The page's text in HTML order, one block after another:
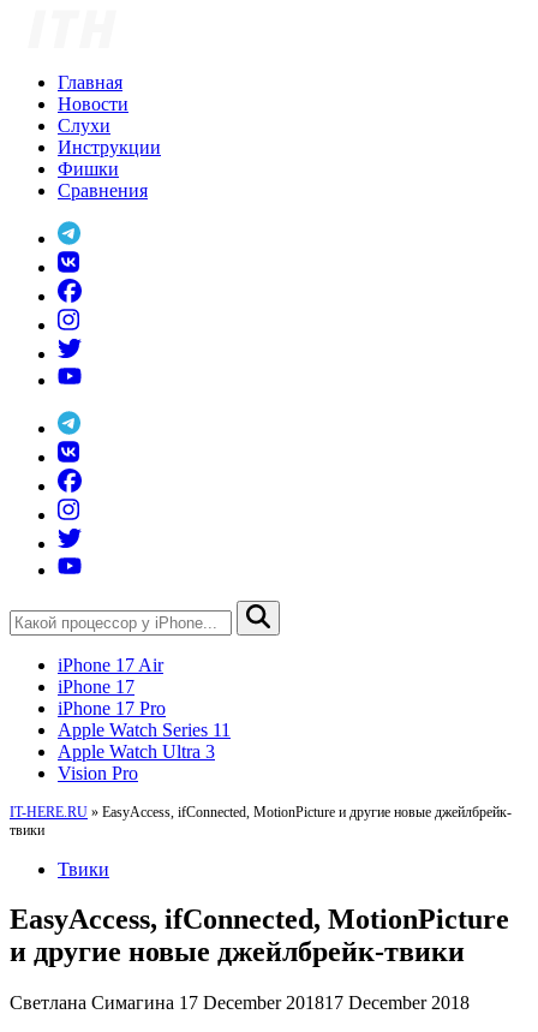
Главная
Новости
Слухи
Инструкции
Фишки
Сравнения
iPhone 17 Air
iPhone 17
iPhone 17 Pro
Apple Watch Series 11
Apple Watch Ultra 3
Vision Pro
IT-HERE.RU » EasyAccess, ifConnected, MotionPicture и другие новые джейлбрейк-
твики
Твики
EasyAccess, ifConnected, MotionPicture
и другие новые джейлбрейк-твики
Светлана Симагина 17 December 201817 December 2018